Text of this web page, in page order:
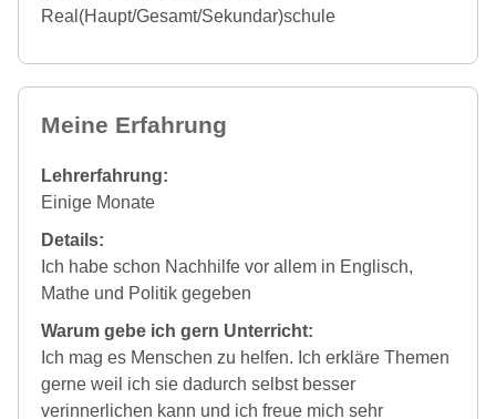
Real(Haupt/Gesamt/Sekundar)schule
Meine Erfahrung
Lehrerfahrung:
Einige Monate
Details:
Ich habe schon Nachhilfe vor allem in Englisch,
Mathe und Politik gegeben
Warum gebe ich gern Unterricht:
Ich mag es Menschen zu helfen. Ich erkläre Themen
gerne weil ich sie dadurch selbst besser
verinnerlichen kann und ich freue mich sehr